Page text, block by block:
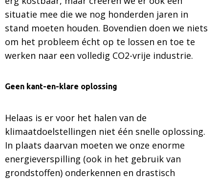
situatie mee die we nog honderden jaren in
stand moeten houden. Bovendien doen we niets
om het probleem écht op te lossen en toe te
werken naar een volledig CO2-vrije industrie.
Geen kant-en-klare oplossing
Helaas is er voor het halen van de
klimaatdoelstellingen niet één snelle oplossing.
In plaats daarvan moeten we onze enorme
energieverspilling (ook in het gebruik van
grondstoffen) onderkennen en drastisch